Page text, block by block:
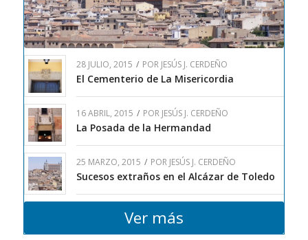
28 JULIO, 2015 / POR JESÚS J. CERDEÑO
El Cementerio de La Misericordia
16 ABRIL, 2015 / POR JESÚS J. CERDEÑO
La Posada de la Hermandad
25 MARZO, 2015 / POR JESÚS J. CERDEÑO
Sucesos extraños en el Alcázar de Toledo
Ver más